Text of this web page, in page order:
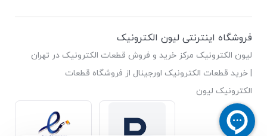
فروشگاه اینترنتی لیون الکترونیک
لیون الکترونیک مرکز خرید و فروش قطعات الکترونیک در تهران
| خرید قطعات الکترونیک اورجینال از فروشگاه قطعات
الکترونیک لیون